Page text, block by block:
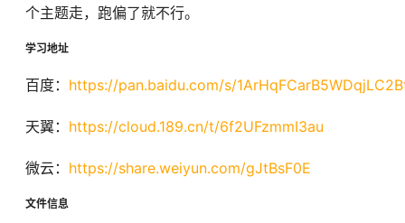
个主题走，跑偏了就不行。
学习地址
百度： https://pan.baidu.com/s/
天翼： https://cloud.189.cn/t/6f2UFzmmI3au
微云： https://share.weiyun.com/gJtBsF0E
文件信息